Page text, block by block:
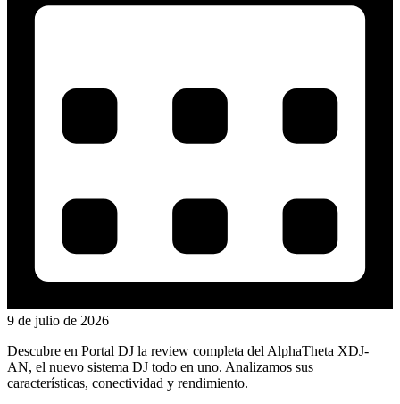
9 de julio de 2026
Descubre en Portal DJ la review completa del AlphaTheta XDJ-
AN, el nuevo sistema DJ todo en uno. Analizamos sus
características, conectividad y rendimiento.